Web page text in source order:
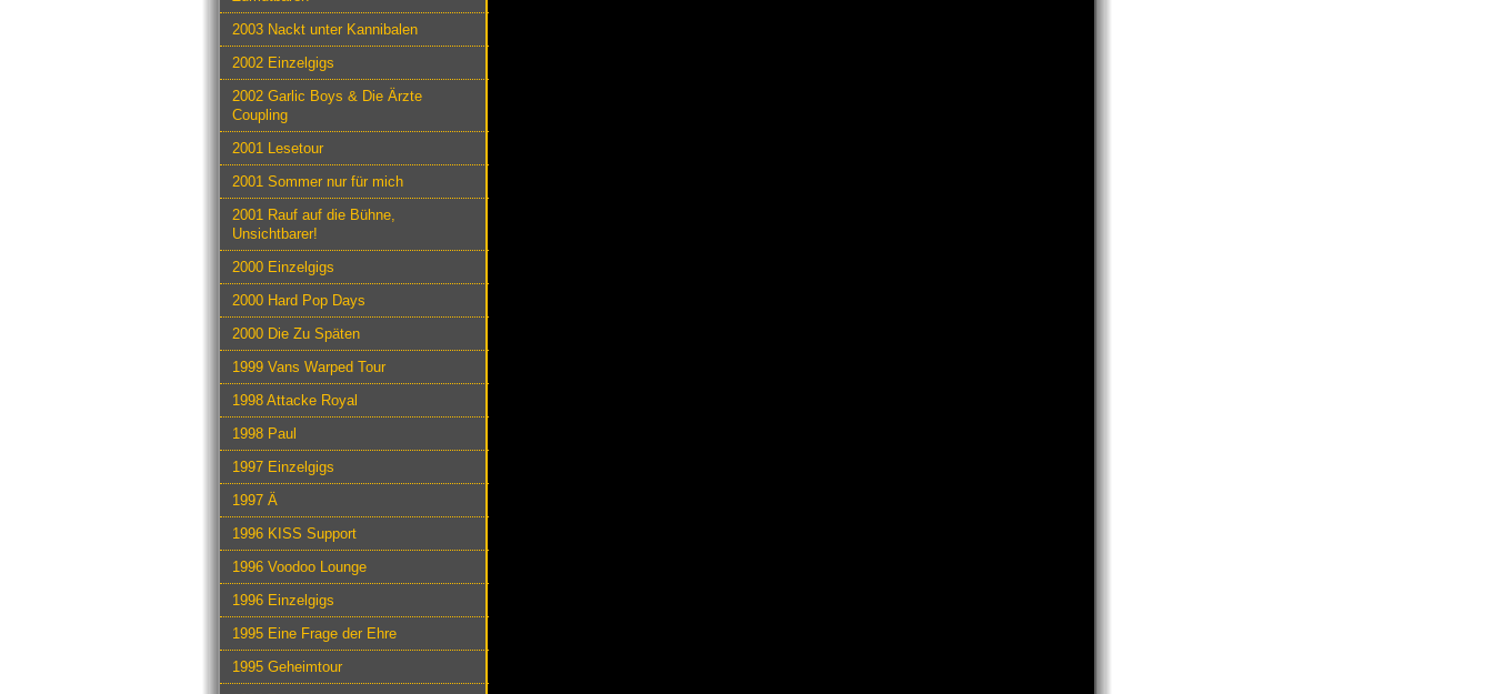
2003 Nackt unter Kannibalen
2002 Einzelgigs
2002 Garlic Boys & Die Ärzte
Coupling
2001 Lesetour
2001 Sommer nur für mich
2001 Rauf auf die Bühne,
Unsichtbarer!
2000 Einzelgigs
2000 Hard Pop Days
2000 Die Zu Späten
1999 Vans Warped Tour
1998 Attacke Royal
1998 Paul
1997 Einzelgigs
1997 Ä
1996 KISS Support
1996 Voodoo Lounge
1996 Einzelgigs
1995 Eine Frage der Ehre
1995 Geheimtour